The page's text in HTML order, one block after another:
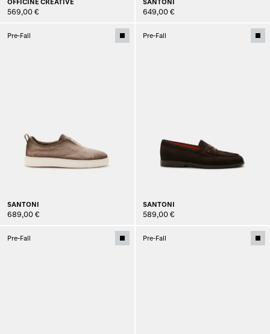
569,00 € 649,00 €
Pre-Fall
SANTONI
689,00 €
Pre-Fall
SANTONI
589,00 €
Pre-Fall Pre-Fall